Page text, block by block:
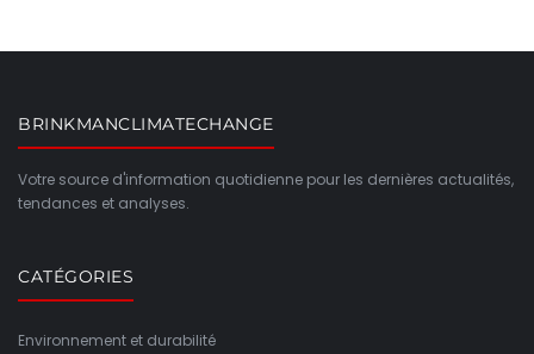
BRINKMANCLIMATECHANGE
Votre source d'information quotidienne pour les dernières actualités,
tendances et analyses.
CATÉGORIES
Environnement et durabilité